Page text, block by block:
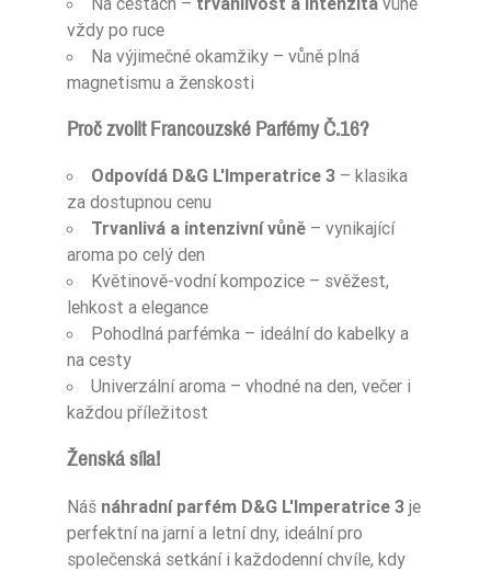
vždy po ruce
Na výjimečné okamžiky – vůně plná
magnetismu a ženskosti
Proč zvolit Francouzské Parfémy Č.16?
Odpovídá D&G L'Imperatrice 3 – klasika
za dostupnou cenu
Trvanlivá a intenzivní vůně – vynikající
aroma po celý den
Květinově-vodní kompozice – svěžest,
lehkost a elegance
Pohodlná parfémka – ideální do kabelky a
na cesty
Univerzální aroma – vhodné na den, večer i
každou příležitost
Ženská síla!
Náš náhradní parfém D&G L'Imperatrice 3 je
perfektní na jarní a letní dny, ideální pro
společenská setkání i každodenní chvíle, kdy
Dla Kogo
Zaperfumowanie
Ean13